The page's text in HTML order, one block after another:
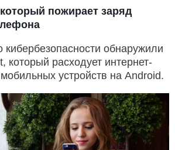
пожирает заряд
обнаружили
который расходует интернет-
устройств на Android.